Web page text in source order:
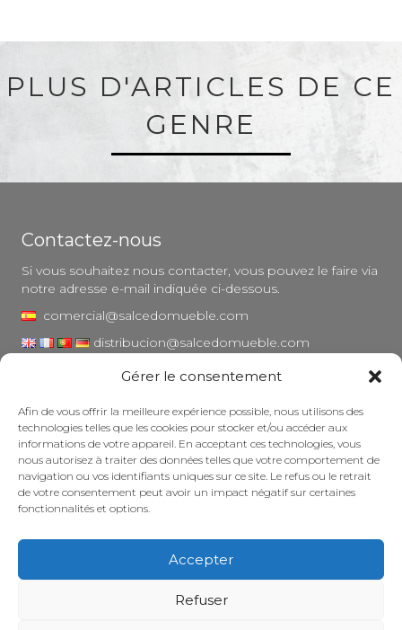
Gérer le consentement
Afin de vous offrir la meilleure expérience possible, nous utilisons des
technologies telles que les cookies pour stocker et/ou accéder aux
informations de votre appareil. En acceptant ces technologies, vous
nous autorisez à traiter des données telles que votre comportement de
navigation ou vos identifiants uniques sur ce site. Le refus ou le retrait
de votre consentement peut avoir un impact négatif sur certaines
fonctionnalités et options.
Accepter
Refuser
PLUS D'ARTICLES DE CE
GENRE
Contactez-nous
Si vous souhaitez nous contacter, vous pouvez le faire via
notre adresse e-mail indiquée ci-dessous.
comercial@salcedomueble.com
distribucion@salcedomueble.com
1, rue Arturo San Juan - Viana, Navarre (31230)
Instagram
Mentions légales
Politique de confidentialité
Politique en matière de cookies
Entretenir votre meuble
Subventions